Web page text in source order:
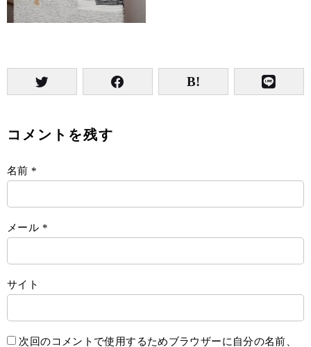
コメントを残す
名前 *
メール *
サイト
次回のコメントで使用するためブラウザーに自分の名前、